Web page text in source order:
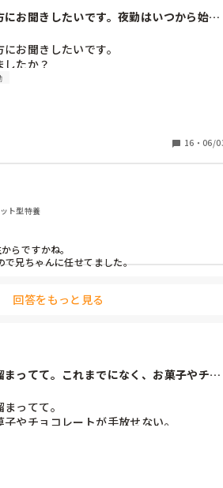
事に入ったけど、そこまでは目指せない
て思えたニュースでした😊
お聞きしたいです。夜勤はいつから始め
お聞きしたいです。
たか？
16 ・ 06/
ト型特養
らですかね。
で兄ちゃんに任せてました。
回答をもっと見る
ってて。これまでになく、お菓子やチョ
ってて。